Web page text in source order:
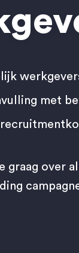
met
graag over